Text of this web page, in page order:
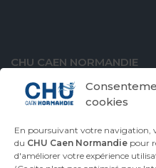
cookies
En poursuivant votre navigation,
du CHU Caen Normandie pour
d'améliorer votre expérience
CHU CAEN NORMANDIE
14000 Caen
VENIR AU CHU